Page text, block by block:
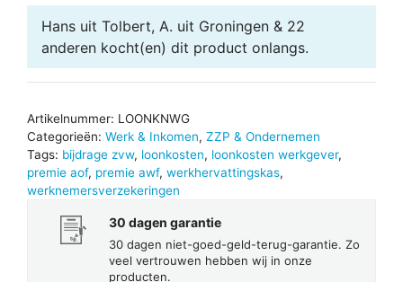
Hans uit Tolbert, A. uit Groningen & 22
anderen kocht(en) dit product onlangs.
Artikelnummer: LOONKNWG
Categorieën: Werk & Inkomen, ZZP & Ondernemen
Tags: bijdrage zvw, loonkosten, loonkosten werkgever,
premie aof, premie awf, werkhervattingskas,
werknemersverzekeringen
30 dagen garantie
30 dagen niet-goed-geld-terug-garantie. Zo
veel vertrouwen hebben wij in onze
producten.